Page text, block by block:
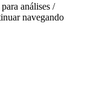
análises /
navegando